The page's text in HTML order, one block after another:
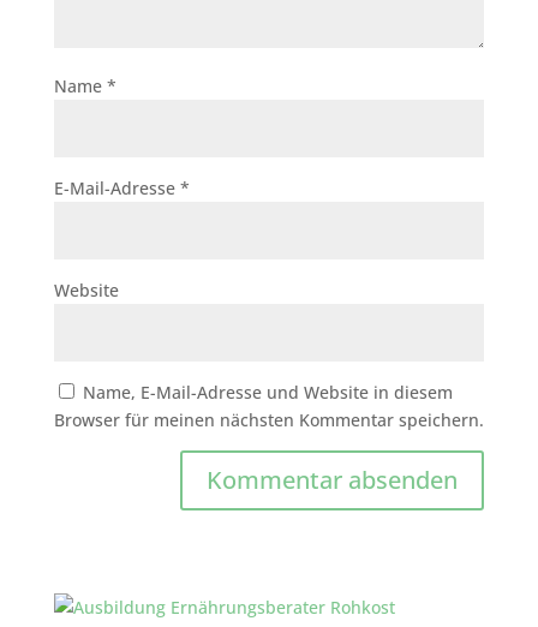
Name *
E-Mail-Adresse *
Website
Name, E-Mail-Adresse und Website in diesem
Browser für meinen nächsten Kommentar speichern.